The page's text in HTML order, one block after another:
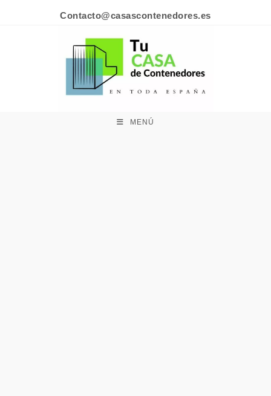
Contacto@casascontenedores.es
MENÚ